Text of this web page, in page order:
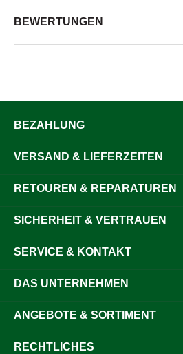
BEWERTUNGEN
BEZAHLUNG
VERSAND & LIEFERZEITEN
RETOUREN & REPARATUREN
SICHERHEIT & VERTRAUEN
SERVICE & KONTAKT
DAS UNTERNEHMEN
ANGEBOTE & SORTIMENT
RECHTLICHES